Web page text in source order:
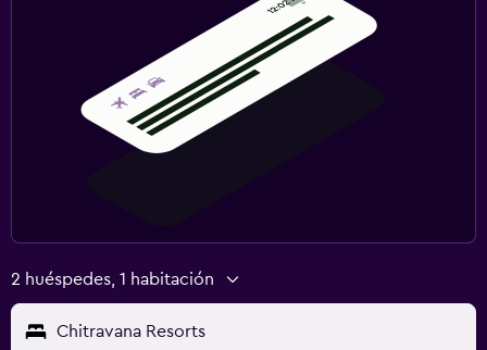
2 huéspedes, 1 habitación
Chitravana Resorts